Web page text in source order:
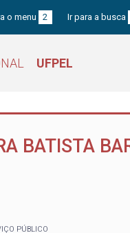
o menu 2 Ir para a busca
UFPEL
BATISTA
PÚBLICO